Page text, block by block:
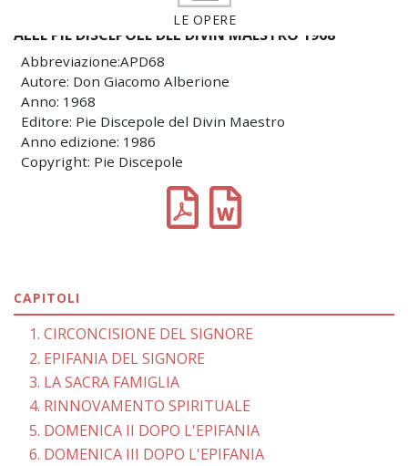
LE OPERE
ALLE PIE DISCEPOLE DEL DIVIN MAESTRO 1968
Abbreviazione:APD68
Autore: Don Giacomo Alberione
Anno: 1968
Editore: Pie Discepole del Divin Maestro
Anno edizione: 1986
Copyright: Pie Discepole
CAPITOLI
1. CIRCONCISIONE DEL SIGNORE
2. EPIFANIA DEL SIGNORE
3. LA SACRA FAMIGLIA
4. RINNOVAMENTO SPIRITUALE
5. DOMENICA II DOPO L'EPIFANIA
6. DOMENICA III DOPO L'EPIFANIA